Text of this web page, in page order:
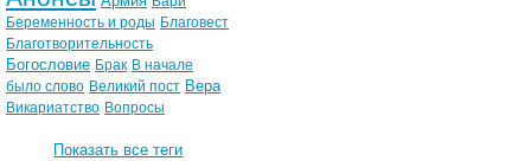
Беременность и роды Благовест
Благотворительность
Богословие Брак В начале
было слово Великий пост Вера
Викариатство Вопросы
Показать все теги